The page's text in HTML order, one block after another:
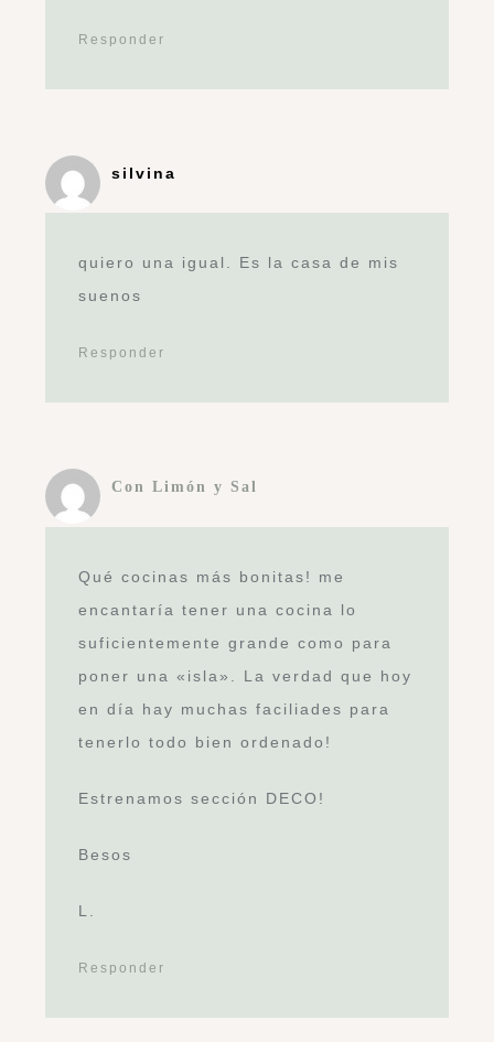
Responder
silvina
quiero una igual. Es la casa de mis
suenos
Responder
Con Limón y Sal
Qué cocinas más bonitas! me
encantaría tener una cocina lo
suficientemente grande como para
poner una «isla». La verdad que hoy
en día hay muchas faciliades para
tenerlo todo bien ordenado!
Estrenamos sección DECO!
Besos
L.
Responder